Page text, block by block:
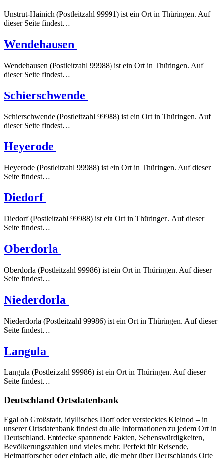
Unstrut-Hainich (Postleitzahl 99991) ist ein Ort in Thüringen. Auf
dieser Seite findest…
Wendehausen
Wendehausen (Postleitzahl 99988) ist ein Ort in Thüringen. Auf
dieser Seite findest…
Schierschwende
Schierschwende (Postleitzahl 99988) ist ein Ort in Thüringen. Auf
dieser Seite findest…
Heyerode
Heyerode (Postleitzahl 99988) ist ein Ort in Thüringen. Auf dieser
Seite findest…
Diedorf
Diedorf (Postleitzahl 99988) ist ein Ort in Thüringen. Auf dieser
Seite findest…
Oberdorla
Oberdorla (Postleitzahl 99986) ist ein Ort in Thüringen. Auf dieser
Seite findest…
Niederdorla
Niederdorla (Postleitzahl 99986) ist ein Ort in Thüringen. Auf dieser
Seite findest…
Langula
Langula (Postleitzahl 99986) ist ein Ort in Thüringen. Auf dieser
Seite findest…
Deutschland Ortsdatenbank
Egal ob Großstadt, idyllisches Dorf oder verstecktes Kleinod – in
unserer Ortsdatenbank findest du alle Informationen zu jedem Ort in
Deutschland. Entdecke spannende Fakten, Sehenswürdigkeiten,
Bevölkerungszahlen und vieles mehr. Perfekt für Reisende,
Heimatforscher oder einfach alle, die mehr über Deutschlands Orte